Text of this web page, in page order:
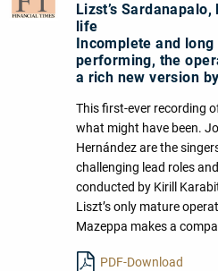
Lizst’s
life
Incomplete and
performing, the
a rich new version
This first-ever recording
what might have been.
Hernández are the
challenging lead roles
conducted by Kirill
Liszt’s only mature
Mazeppa makes a
PDF-Download